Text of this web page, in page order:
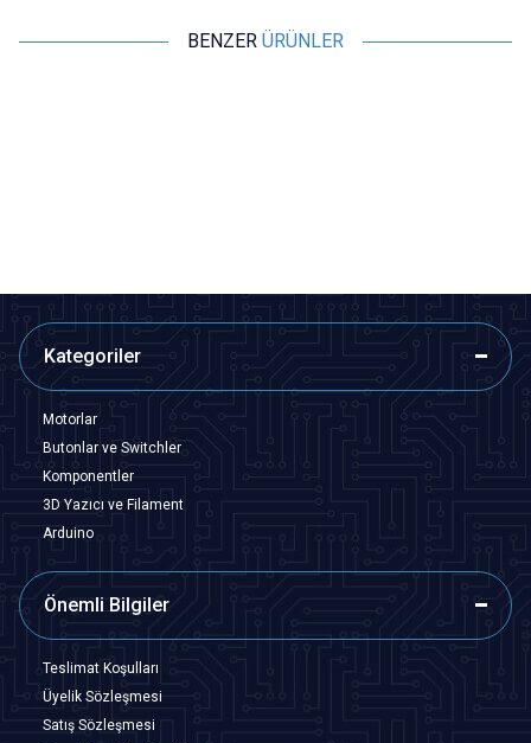
BENZER ÜRÜNLER
Kategoriler
Motorlar
Butonlar ve Switchler
Komponentler
3D Yazıcı ve Filament
Arduino
Önemli Bilgiler
Teslimat Koşulları
Üyelik Sözleşmesi
Satış Sözleşmesi